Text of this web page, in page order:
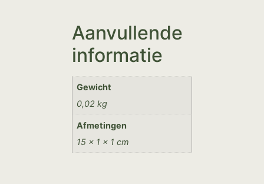
Aanvullende
informatie
Gewicht
0,02 kg
Afmetingen
15 × 1 × 1 cm